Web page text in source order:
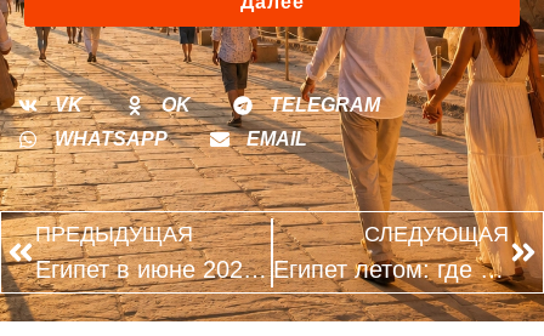
VK OK
TELEGRAM
WHATSAPP
EMAIL
ПРЕДЫДУЩАЯ
Египет в июне 2026: когда выгоднее покупать тур до летней жары
СЛЕДУЮЩАЯ
Египет летом: где море спокойнее и комфортнее для купания